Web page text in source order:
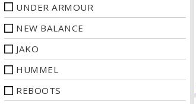
UNDER ARMOUR
NEW BALANCE
JAKO
HUMMEL
REBOOTS